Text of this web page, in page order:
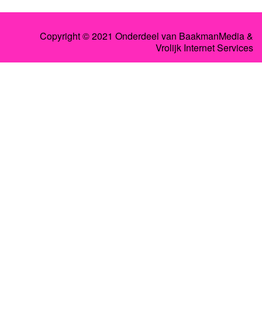
Copyright © 2021 Onderdeel van BaakmanMedia&
Vrolijk Internet Services